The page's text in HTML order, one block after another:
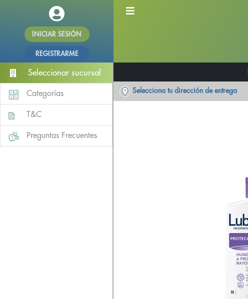
INICIAR SESIÓN
REGISTRARME
Seleccionar sucursal
Categorías
T&C
Preguntas Frecuentes
Selecciona tu dirección de entrega